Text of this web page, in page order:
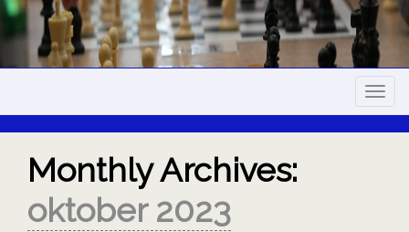
Monthly Archives:
oktober 2023